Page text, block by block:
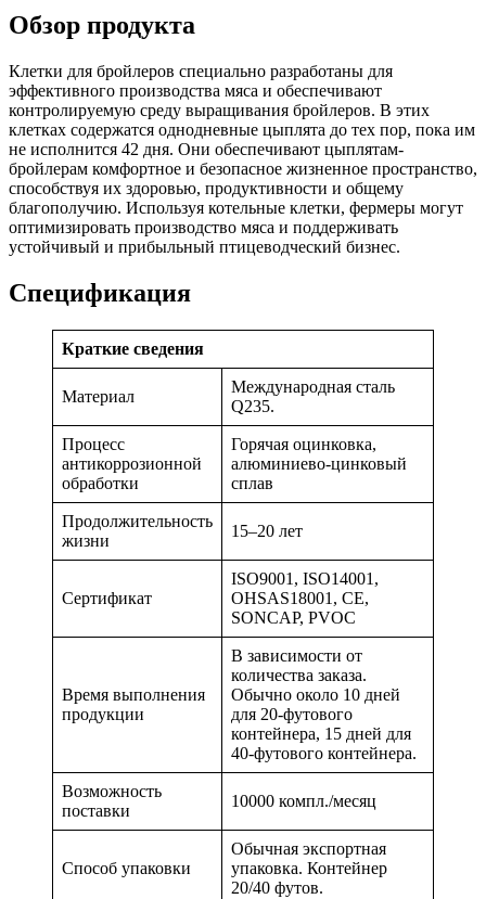
Обзор продукта
Клетки для бройлеров специально разработаны для
эффективного производства мяса и обеспечивают
контролируемую среду выращивания бройлеров. В этих
клетках содержатся однодневные цыплята до тех пор, пока им
не исполнится 42 дня. Они обеспечивают цыплятам-
бройлерам комфортное и безопасное жизненное пространство,
способствуя их здоровью, продуктивности и общему
благополучию. Используя котельные клетки, фермеры могут
оптимизировать производство мяса и поддерживать
устойчивый и прибыльный птицеводческий бизнес.
Спецификация
Краткие сведения
Материал
Международная сталь
Q235.
Процесс
антикоррозионной
обработки
Горячая оцинковка,
алюминиево-цинковый
сплав
Продолжительность
жизни
15–20 лет
Сертификат
ISO9001, ISO14001,
OHSAS18001, CE,
SONCAP, PVOC
Время выполнения
продукции
В зависимости от
количества заказа.
Обычно около 10 дней
для 20-футового
контейнера, 15 дней для
40-футового контейнера.
Возможность
поставки
10000 компл./месяц
Способ упаковки
Обычная экспортная
упаковка. Контейнер
20/40 футов.